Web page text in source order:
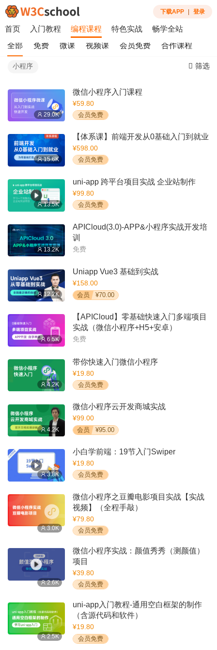
下载APP 登录
首页 入门教程 编程课程 特色实战 畅学全站
全部 免费 微课 视频课 会员免费 合作课程
小程序 筛选
29.0K
微信小程序入门课程
¥59.80
会员免费
15.6K
【体系课】前端开发从0基础入门到就业
¥598.00
会员免费
13.5K
uni-app 跨平台项目实战 企业站制作
¥99.80
会员免费
13.2K
APICloud(3.0)-APP&小程序实战开发培
训
免费
12.2K
Uniapp Vue3 基础到实战
¥158.00
会员 ¥70.00
6.5K
【APICloud】零基础快速入门多端项目
实战（微信小程序+H5+安卓）
免费
4.2K
带你快速入门微信小程序
¥19.80
会员免费
4.2K
微信小程序云开发商城实战
¥99.00
会员 ¥95.00
3.8K
小白学前端：19节入门Swiper
¥19.80
会员免费
3.0K
微信小程序之豆瓣电影项目实战【实战
视频】（全程手敲）
¥79.80
会员免费
2.6K
微信小程序实战：颜值秀秀（测颜值）
项目
¥39.80
会员免费
2.5K
uni-app入门教程-通用空白框架的制作
（含源代码和软件）
¥19.80
会员免费